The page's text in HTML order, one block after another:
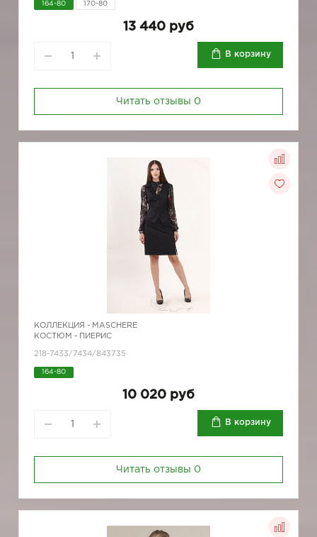
164-80 170-80
13 440 руб
В корзину
Читать отзывы 0
КОЛЛЕКЦИЯ - MASCHERE
КОСТЮМ - ПИЕРИС
218-7433/7434/843735
164-80
10 020 руб
В корзину
Читать отзывы 0